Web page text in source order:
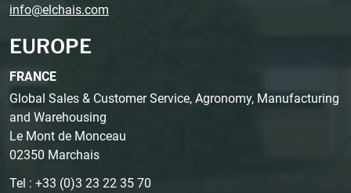
info@elchais.com
EUROPE
FRANCE
Global Sales & Customer Service, Agronomy, Manufacturing
and Warehousing
Le Mont de Monceau
02350 Marchais
Tel : +33 (0)3 23 22 35 70